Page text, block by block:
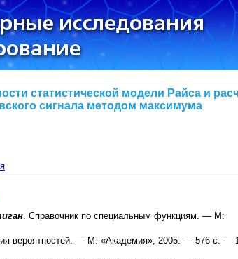
статистической модели Райса и
сигнала методом максимума
. Справочник по специальным функциям. — М :
вероятностей. — М : «Академия», 2005. — 576 с. —